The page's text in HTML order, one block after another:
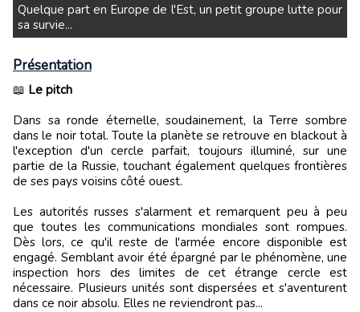
Quelque part en Europe de l'Est, un petit groupe lutte pour
sa survie...
Présentation
Le pitch
Dans sa ronde éternelle, soudainement, la Terre sombre
dans le noir total. Toute la planète se retrouve en blackout à
l'exception d'un cercle parfait, toujours illuminé, sur une
partie de la Russie, touchant également quelques frontières
de ses pays voisins côté ouest.
Les autorités russes s'alarment et remarquent peu à peu
que toutes les communications mondiales sont rompues.
Dès lors, ce qu'il reste de l'armée encore disponible est
engagé. Semblant avoir été épargné par le phénomène, une
inspection hors des limites de cet étrange cercle est
nécessaire. Plusieurs unités sont dispersées et s'aventurent
dans ce noir absolu. Elles ne reviendront pas...